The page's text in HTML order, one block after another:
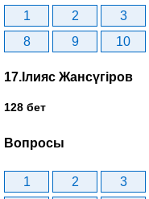
1 2 3
8
9 10
17.Ілияс Жансүгіров
128 бет
Вопросы
1 2 3